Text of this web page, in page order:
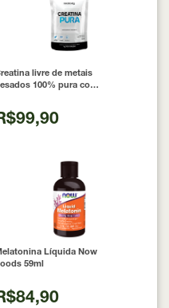
livre de metais
100% pura com
Líquida Now
59ml